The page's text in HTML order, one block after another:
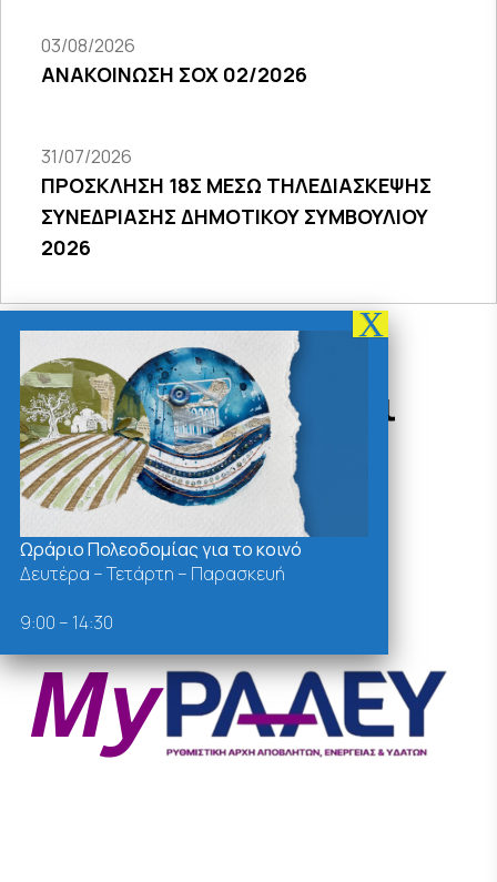
03/08/2026
ΑΝΑΚΟΙΝΩΣΗ ΣΟΧ 02/2026
31/07/2026
ΠΡΟΣΚΛΗΣΗ 18Σ ΜΕΣΩ ΤΗΛΕΔΙΑΣΚΕΨΗΣ
ΣΥΝΕΔΡΙΑΣΗΣ ΔΗΜΟΤΙΚΟΥ ΣΥΜΒΟΥΛΙΟΥ
2026
Δράσεις - Χρήσιμοι
Σύνδεσμοι
Ωράριο Πολεοδομίας για το κοινό
Δευτέρα – Τετάρτη – Παρασκευή
9:00 – 14:30